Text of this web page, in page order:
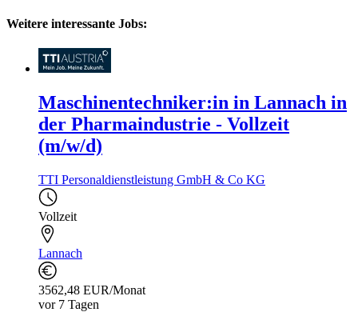
Weitere interessante Jobs:
Maschinentechniker:in in Lannach in
der Pharmaindustrie - Vollzeit
(m/w/d)
TTI Personaldienstleistung GmbH & Co KG
Vollzeit
Lannach
3562,48 EUR/Monat
vor 7 Tagen